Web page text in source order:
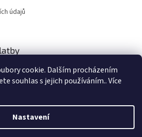
cookie. Dalším procházením
souhlas s jejich používáním.. Více
Nastavení
údajů
Vytvořil Shoptet